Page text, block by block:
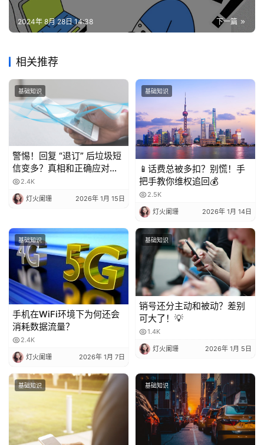
下一篇
2024年 8月 28日 14:38
相关推荐
基础知识
警惕！回复 “退订” 后垃圾短
信变多？真相和正确应对方
法都在这
2.4K
灯火阑珊 2026年 1月 15日
基础知识
📱话费总被多扣？别慌！手
把手教你维权追回💰
2.5K
灯火阑珊 2026年 1月 14日
基础知识
手机在WiFi环境下为何还会
消耗数据流量？
2.4K
灯火阑珊 2026年 1月 7日
基础知识
销号还分主动和被动？差别
可大了！💡
1.4K
灯火阑珊 2026年 1月 5日
基础知识 基础知识